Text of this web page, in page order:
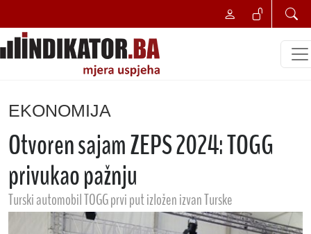
EKONOMIJA
Otvoren sajam ZEPS 2024: TOGG
privukao pažnju
Turski automobil TOGG prvi put izložen izvan Turske